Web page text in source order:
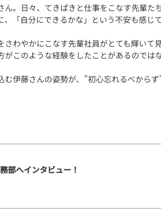
。日々、てきぱきと仕事をこなす先輩た
「自分にできるかな」という不安も感じ
わやかにこなす先輩社員がとても輝いて
このような経験をしたことがあるのでは
伊藤さんの姿勢が、”初心忘れるべから
部へインタビュー！